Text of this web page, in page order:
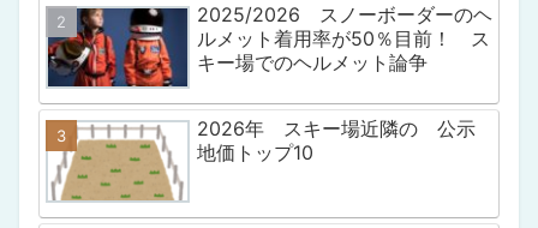
2025/2026 スノーボーダーのヘ
ルメット着用率が50％目前！ ス
キー場でのヘルメット論争
2026年 スキー場近隣の 公示
地価トップ10